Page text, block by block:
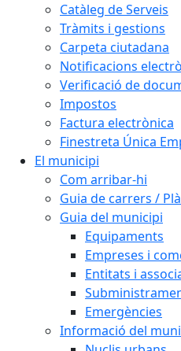
Catàleg de Serveis
Tràmits i gestions
Carpeta ciutadana
Notificacions
Verificació de
Impostos
Factura electrònica
Finestreta Única
El municipi
Com arribar-hi
Guia de carrers /
Guia del municipi
Equipaments
Empreses i
Entitats i
Emergències
Informació del